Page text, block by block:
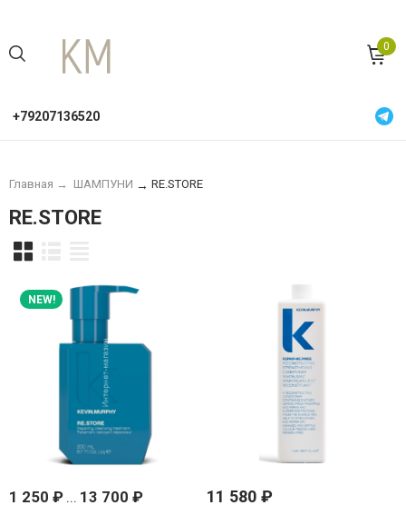
0
+79207136520
Главная → ШАМПУНИ → RE.STORE
RE.STORE
NEW!
1 250 ₽ ... 13 700 ₽ 11 580₽